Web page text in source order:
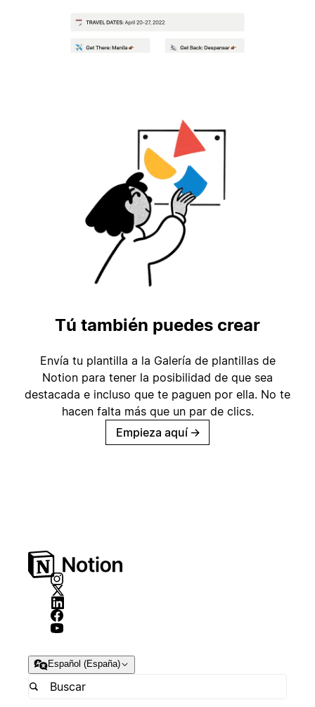
Tú también puedes crear
Envía tu plantilla a la Galería de plantillas de
Notion para tener la posibilidad de que sea
destacada e incluso que te paguen por ella. No te
hacen falta más que un par de clics.
Empieza aquí →
Español (España)